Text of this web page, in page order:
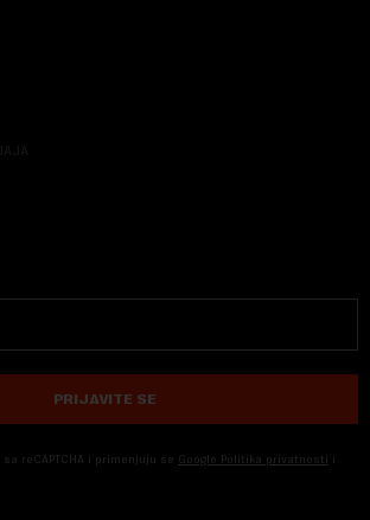
PRIJAVITE SE
reCAPTCHA i primenjuju se Google Politika privatnosti i